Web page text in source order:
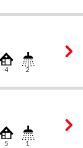
4 2
5 1